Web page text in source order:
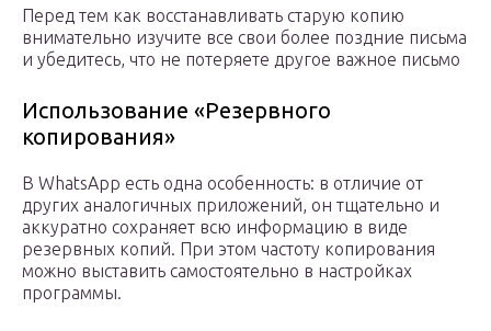
Перед тем как восстанавливать старую копию
внимательно изучите все свои более поздние письма
и убедитесь, что не потеряете другое важное письмо
Использование «Резервного
копирования»
В WhatsApp есть одна особенность: в отличие от
других аналогичных приложений, он тщательно и
аккуратно сохраняет всю информацию в виде
резервных копий. При этом частоту копирования
можно выставить самостоятельно в настройках
программы.